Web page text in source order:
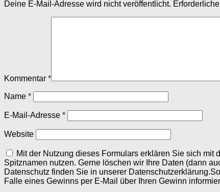
Deine E-Mail-Adresse wird nicht veröffentlicht.
Kommentar *
Name *
E-Mail-Adresse *
Website
Mit der Nutzung dieses Formulars erklären Sie sich
Spitznamen nutzen. Gerne löschen wir Ihre Daten (dann
Datenschutz finden Sie in unserer
Falle eines Gewinns per E-Mail über Ihren Gewinn